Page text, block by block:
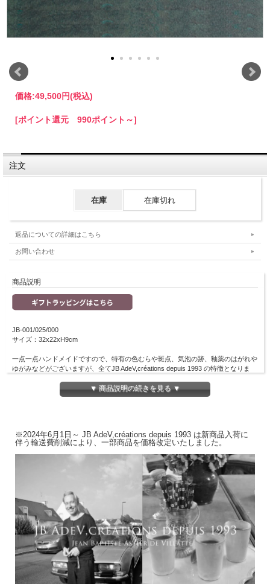
価格:49,500円(税込)
[ポイント還元 990ポイント～]
注文
在庫 在庫切れ
返品についての詳細はこちら
お問い合わせ
商品説明
JB-001/025/000
サイズ：32x22xH9cm
一点一点ハンドメイドですので、特有の色むらや斑点、気泡の跡、釉薬のはがれや
ゆがみなどがございますが、全てJB AdeV,créations depuis 1993 の特徴となりま
▼ 商品説明の続きを見る ▼
※2024年6月1日～ JB AdeV,créations depuis 1993 は新商品入荷に
伴う輸送費削減により、一部商品を価格改定いたしました。